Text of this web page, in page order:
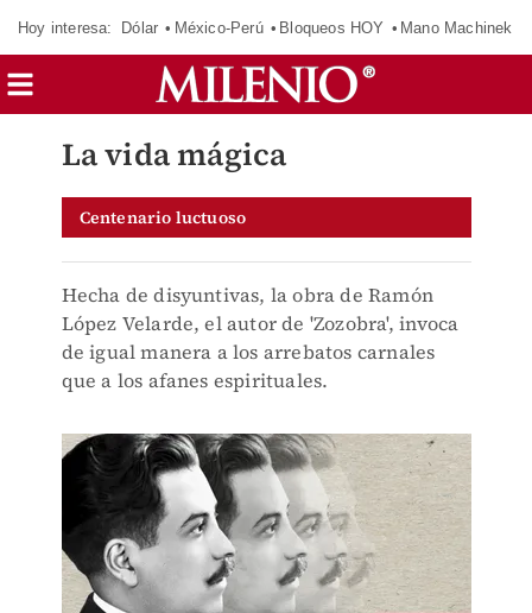
Hoy interesa: Dólar México-Perú Bloqueos HOY Mano Machinek
La vida mágica
Centenario luctuoso
Hecha de disyuntivas, la obra de Ramón
López Velarde, el autor de 'Zozobra', invoca
de igual manera a los arrebatos carnales
que a los afanes espirituales.